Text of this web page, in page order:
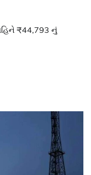
₹44,793 નું